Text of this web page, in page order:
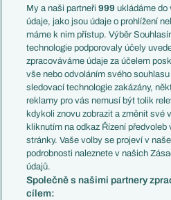
Témata
Představení týmů MS
EuroSkauting
PL v kostce
Evropské koeficienty
Přestupy
Přestupové spekulace
Zranění
Kluby
Arsenal FC
Chelsea FC
Manchester United
AC Milán
My a naši partneři999 ukládáme do
údaje, jako jsou údaje o prohlížení
máme k nim přístup. Výběr
technologie podporovaly účely
zpracováváme údaje za účelem
vše nebo odvoláním svého
sledovací technologie zakázány,
reklamy pro vás nemusí být tolik
kdykoli znovu zobrazit a změnit své
kliknutím na odkaz Řízení
stránky. Vaše volby se projeví v
podrobnosti naleznete v našich
údajů.
Společně s našimi partnery
cílem: